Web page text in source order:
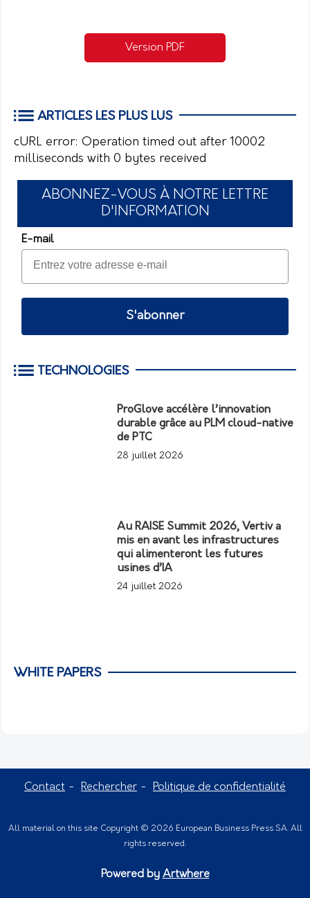
Version PDF
ARTICLES LES PLUS LUS
cURL error: Operation timed out after 10002
milliseconds with 0 bytes received
ABONNEZ-VOUS À NOTRE LETTRE
D'INFORMATION
E-mail
S'abonner
TECHNOLOGIES
ProGlove accélère l’innovation
durable grâce au PLM cloud-native
de PTC
28 juillet 2026
Au RAISE Summit 2026, Vertiv a
mis en avant les infrastructures
qui alimenteront les futures
usines d’IA
24 juillet 2026
WHITE PAPERS
Contact Rechercher Politique de confidentialité
All material on this site Copyright © 2026 European Business Press SA. All
rights reserved.
Powered by Artwhere